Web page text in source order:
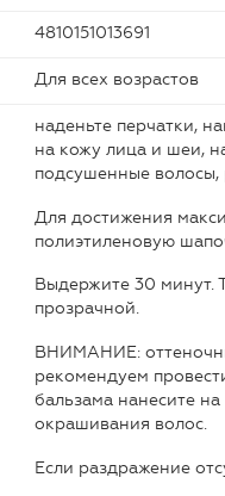
4810151013691
Для всех возрастов
наденьте перчатки,
на кожу лица и шеи,
подсушенные волосы,
Для достижения
полиэтиленовую
Выдержите 30 минут.
прозрачной.
ВНИМАНИЕ:
рекомендуем
бальзама нанесите
окрашивания волос.
Если раздражение